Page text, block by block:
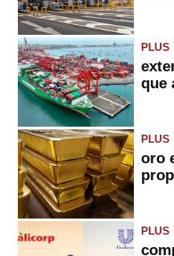
PLUS
que
PLUS
oro
PLUS